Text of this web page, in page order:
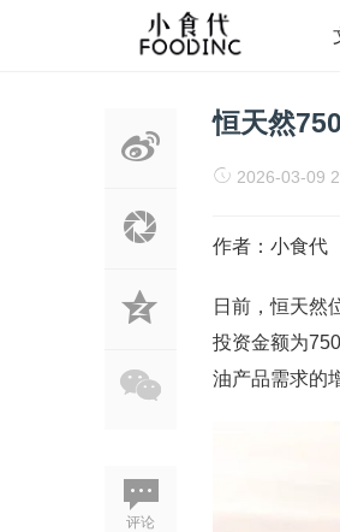
评论
恒天然
2026-03-09
作者：小食代
日前，恒天然
投资金额为
油产品需求的